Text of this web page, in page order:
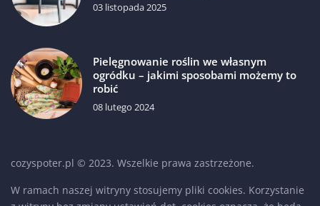
03 listopada 2025
Pielęgnowanie roślin we własnym
ogródku – jakimi sposobami możemy to
robić
08 lutego 2024
cozyspoter.pl © 2023. Wszelkie prawa zastrzeżone.
W ramach naszej witryny stosujemy pliki cookies. Korzystanie